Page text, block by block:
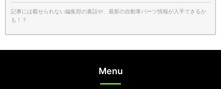
記事には載せられない編集部の裏話や、最新の自動車パーツ情報が入手できるか
も！？
Menu